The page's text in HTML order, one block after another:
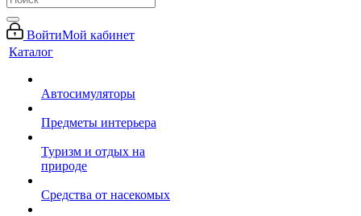
ВойтиМой кабинет
Каталог
Автосимуляторы
Предметы интерьера
Туризм и отдых на
природе
Средства от насекомых